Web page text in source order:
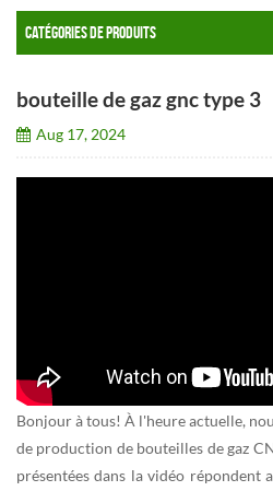
CATÉGORIES DE PRODUITS
bouteille de gaz gnc type 3
Aug 17, 2024
Bonjour à tous! À l'heure actuelle,
de production de bouteilles de gaz
présentées dans la vidéo répondent